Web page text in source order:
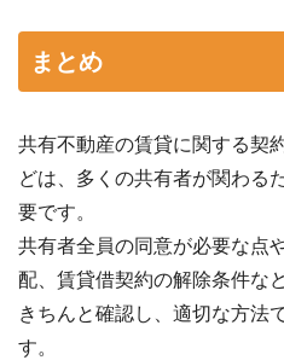
まとめ
共有不動産の賃貸に関する契
どは、多くの共有者が関わる
要です。
共有者全員の同意が必要な点
配、賃貸借契約の解除条件な
きちんと確認し、適切な方法
す。